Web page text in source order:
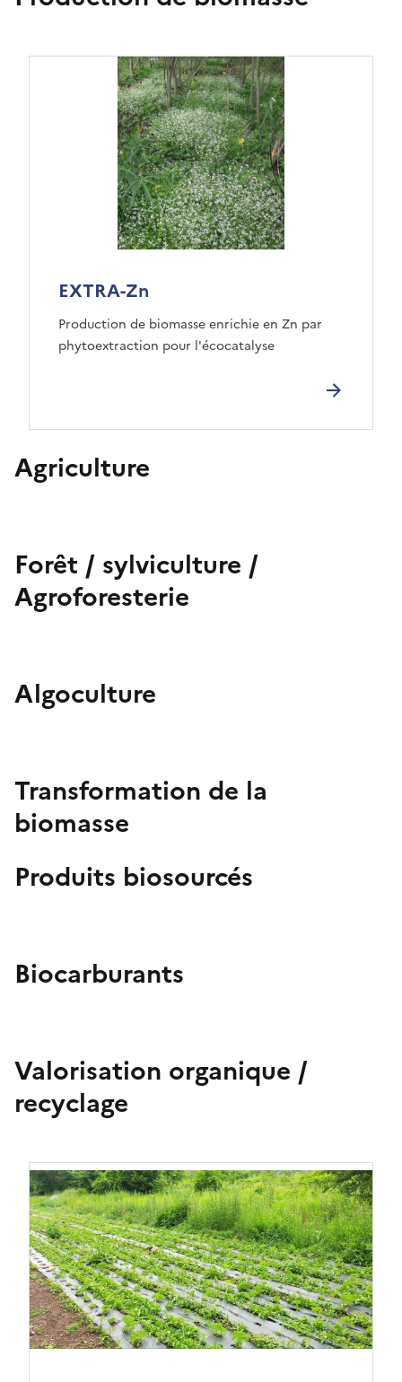
EXTRA-Zn
Production de biomasse enrichie en Zn par
phytoextraction pour l'écocatalyse
Agriculture
Forêt / sylviculture /
Agroforesterie
Algoculture
Transformation de la
biomasse
Produits biosourcés
Biocarburants
Valorisation organique /
recyclage